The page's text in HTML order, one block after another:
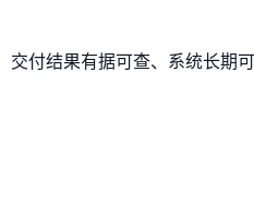
交付结果有据可查、系统长期